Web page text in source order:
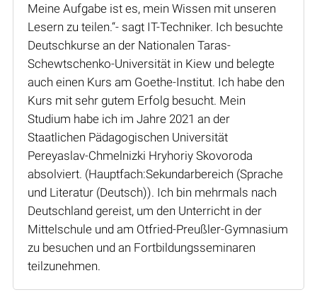
Meine Aufgabe ist es, mein Wissen mit unseren
Lesern zu teilen.“- sagt IT-Techniker. Ich besuchte
Deutschkurse an der Nationalen Taras-
Schewtschenko-Universität in Kiew und belegte
auch einen Kurs am Goethe-Institut. Ich habe den
Kurs mit sehr gutem Erfolg besucht. Mein
Studium habe ich im Jahre 2021 an der
Staatlichen Pädagogischen Universität
Pereyaslav-Chmelnizki Hryhoriy Skovoroda
absolviert. (Hauptfach:Sekundarbereich (Sprache
und Literatur (Deutsch)). Ich bin mehrmals nach
Deutschland gereist, um den Unterricht in der
Mittelschule und am Otfried-Preußler-Gymnasium
zu besuchen und an Fortbildungsseminaren
teilzunehmen.